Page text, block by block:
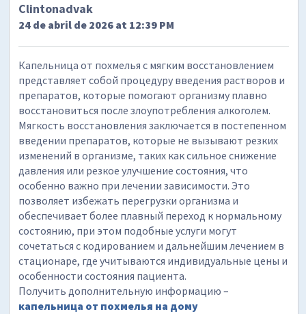
Clintonadvak
24 de abril de 2026 at 12:39 PM
Капельница от похмелья с мягким восстановлением
представляет собой процедуру введения растворов и
препаратов, которые помогают организму плавно
восстановиться после злоупотребления алкоголем.
Мягкость восстановления заключается в постепенном
введении препаратов, которые не вызывают резких
изменений в организме, таких как сильное снижение
давления или резкое улучшение состояния, что
особенно важно при лечении зависимости. Это
позволяет избежать перегрузки организма и
обеспечивает более плавный переход к нормальному
состоянию, при этом подобные услуги могут
сочетаться с кодированием и дальнейшим лечением в
стационаре, где учитываются индивидуальные цены и
особенности состояния пациента.
Получить дополнительную информацию –
капельница от похмелья на дому